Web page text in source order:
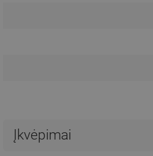
Įkvėpimai